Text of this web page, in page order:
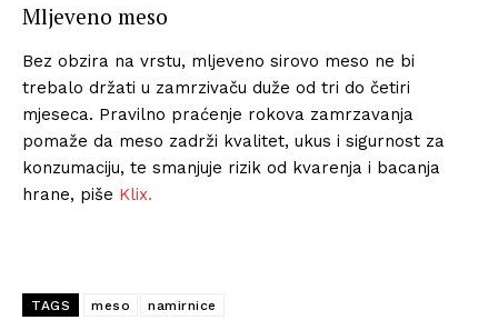
Mljeveno meso
Bez obzira na vrstu, mljeveno sirovo meso ne bi
trebalo držati u zamrzivaču duže od tri do četiri
mjeseca. Pravilno praćenje rokova zamrzavanja
pomaže da meso zadrži kvalitet, ukus i sigurnost za
konzumaciju, te smanjuje rizik od kvarenja i bacanja
hrane, piše Klix.
TAGS meso namirnice